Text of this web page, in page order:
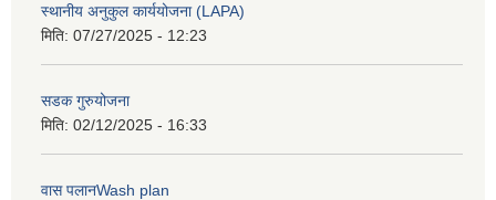
स्थानीय अनुकुल कार्ययोजना (LAPA)
मिति: 07/27/2025 - 12:23
सडक गुरुयोजना
मिति: 02/12/2025 - 16:33
वास पलानWash plan